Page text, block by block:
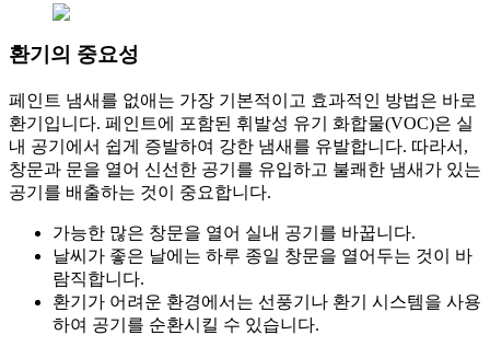
환기의 중요성
페인트 냄새를 없애는 가장 기본적이고 효과적인 방법은 바로
환기입니다. 페인트에 포함된 휘발성 유기 화합물(VOC)은 실
내 공기에서 쉽게 증발하여 강한 냄새를 유발합니다. 따라서,
창문과 문을 열어 신선한 공기를 유입하고 불쾌한 냄새가 있는
공기를 배출하는 것이 중요합니다.
가능한 많은 창문을 열어 실내 공기를 바꿉니다.
날씨가 좋은 날에는 하루 종일 창문을 열어두는 것이 바
람직합니다.
환기가 어려운 환경에서는 선풍기나 환기 시스템을 사용
하여 공기를 순환시킬 수 있습니다.